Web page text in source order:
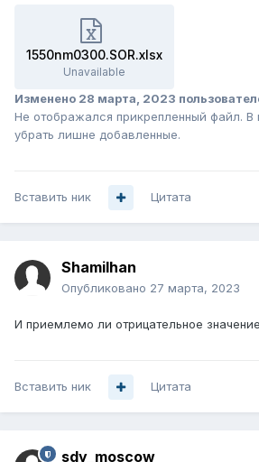
1550nm0300.SOR.xlsx
Unavailable
Изменено 28 марта, 2023
Не отображался прикрепленный файл. В
убрать лишне добавленные.
Вставить ник Цитата
Shamilhan
Опубликовано 27 марта, 2023
И приемлемо ли отрицательное
Вставить ник Цитата
sdy_moscow